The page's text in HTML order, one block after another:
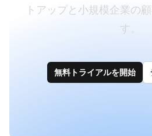
トアップと小規模企業の
す。
無料トライアルを開始